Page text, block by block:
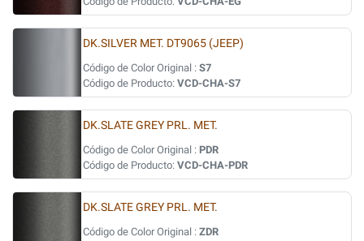
DK.SILVER MET. DT9065 (JEEP)
Código de Color Original : S7
Código de Producto: VCD-CHA-S7
DK.SLATE GREY PRL. MET.
Código de Color Original : PDR
Código de Producto: VCD-CHA-PDR
DK.SLATE GREY PRL. MET.
Código de Color Original : ZDR